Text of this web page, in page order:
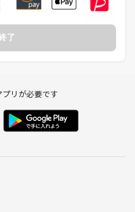
と緊張しますよね！
楽しめる空間を作ることを一番大
・タイ・沖縄・東京・栃木 et
了
リが必要です